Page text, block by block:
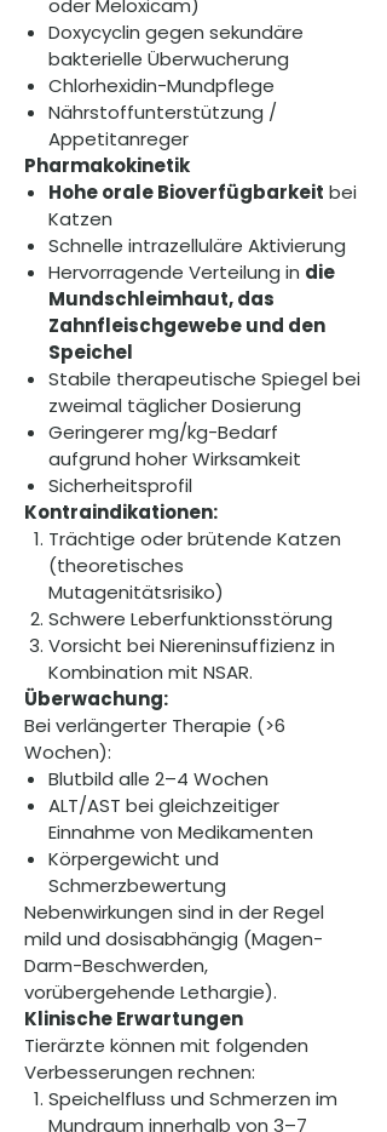
Doxycyclin gegen sekundäre
bakterielle Überwucherung
Chlorhexidin-Mundpflege
Nährstoffunterstützung /
Appetitanreger
Pharmakokinetik
Hohe orale Bioverfügbarkeit bei
Katzen
Schnelle intrazelluläre Aktivierung
Hervorragende Verteilung in die
Mundschleimhaut, das
Zahnfleischgewebe und den
Speichel
Stabile therapeutische Spiegel bei
zweimal täglicher Dosierung
Geringerer mg/kg-Bedarf
aufgrund hoher Wirksamkeit
Sicherheitsprofil
Kontraindikationen:
Trächtige oder brütende Katzen
(theoretisches
Mutagenitätsrisiko)
Schwere Leberfunktionsstörung
Vorsicht bei Niereninsuffizienz in
Kombination mit NSAR.
Überwachung:
Bei verlängerter Therapie (>6
Wochen):
Blutbild alle 2–4 Wochen
ALT/AST bei gleichzeitiger
Einnahme von Medikamenten
Körpergewicht und
Schmerzbewertung
Nebenwirkungen sind in der Regel
mild und dosisabhängig (Magen-
Darm-Beschwerden,
vorübergehende Lethargie).
Klinische Erwartungen
Tierärzte können mit folgenden
Verbesserungen rechnen:
Speichelfluss und Schmerzen im
Mundraum innerhalb von 3–7